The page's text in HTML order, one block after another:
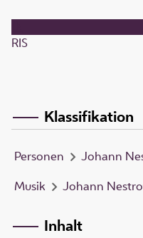
RIS
Klassifikation
Personen
Johann
Musik
Johann
Inhalt